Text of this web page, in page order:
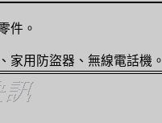
件。
家用防盜器、無線電話機。